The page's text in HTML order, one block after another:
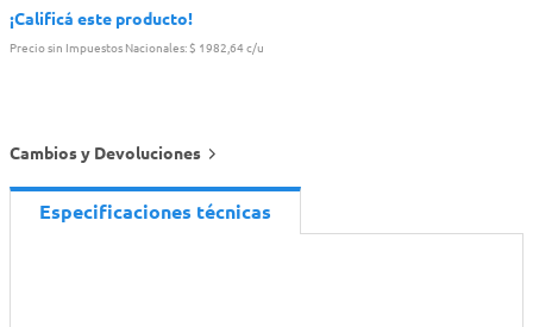
¡Calificá este producto!
Precio sin Impuestos Nacionales:$ 1982,64 c/u
Cambios y Devoluciones
Especificaciones técnicas